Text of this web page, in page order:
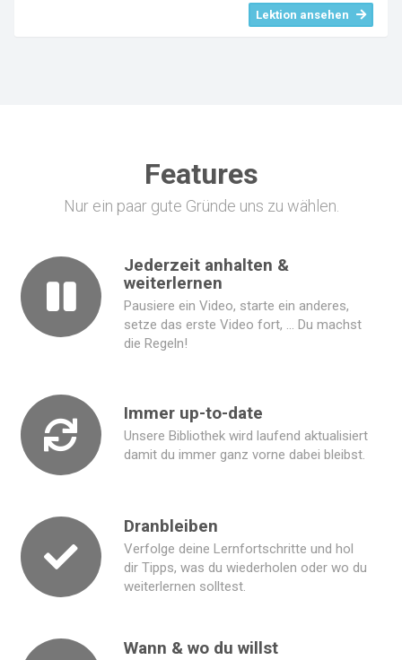
Lektion ansehen
Features
Nur ein paar gute Gründe uns zu wählen.
Jederzeit anhalten &
weiterlernen
Pausiere ein Video, starte ein anderes,
setze das erste Video fort, ... Du machst
die Regeln!
Immer up-to-date
Unsere Bibliothek wird laufend aktualisiert
damit du immer ganz vorne dabei bleibst.
Dranbleiben
Verfolge deine Lernfortschritte und hol
dir Tipps, was du wiederholen oder wo du
weiterlernen solltest.
Wann & wo du willst